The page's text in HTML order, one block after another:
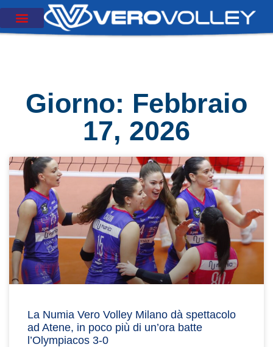
Giorno: Febbraio
17, 2026
La Numia Vero Volley Milano dà spettacolo
ad Atene, in poco più di un’ora batte
l’Olympiacos 3-0